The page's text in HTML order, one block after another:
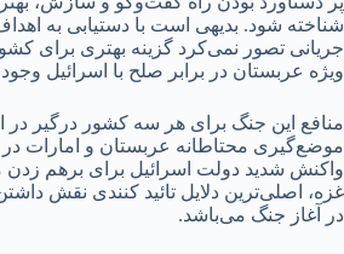
شناخته شود. بدیهی است با دستیابی به
جریانی تصور نمی‌کرد گزینه بهتری برای
ویژه عربستان در برابر صلح با اسرائیل
منافع این جنگ برای هر سه کشور درگیر در
موضع‌گیری محتاطانه عربستان و امارات در
واکنش شدید دولت اسرائیل برای برهم زدن
غزه، اصلی‌ترین دلایل تائید کنند‌ی نقش
در آغاز جنگ می‌باشد.